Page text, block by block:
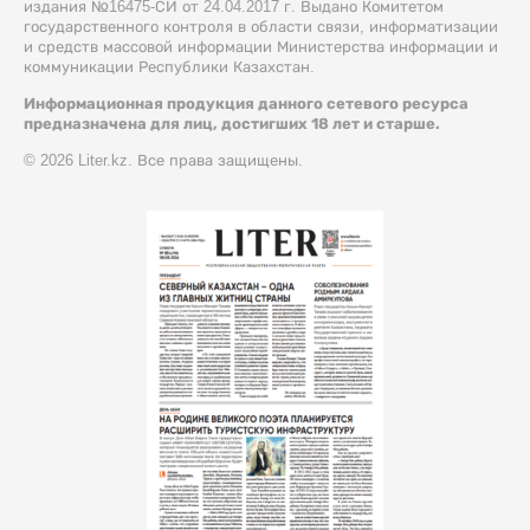
издания №16475-СИ от 24.04.2017 г. Выдано Комитетом
государственного контроля в области связи, информатизации
и средств массовой информации Министерства информации и
коммуникации Республики Казахстан.
Информационная продукция данного сетевого ресурса
предназначена для лиц, достигших 18 лет и старше.
© 2026 Liter.kz. Все права защищены.